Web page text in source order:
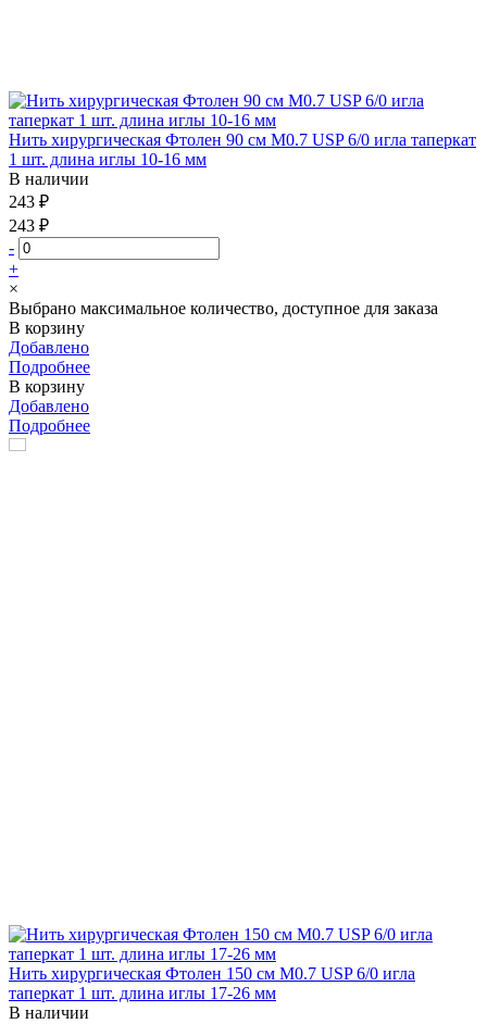
Нить хирургическая Фтолен 90 см М0.7 USP 6/0 игла таперкат
1 шт. длина иглы 10-16 мм
В наличии
243 ₽
243 ₽
-
+
×
Выбрано максимальное количество, доступное для заказа
В корзину
Добавлено
Подробнее
В корзину
Добавлено
Подробнее
Нить хирургическая Фтолен 150 см М0.7 USP 6/0 игла
таперкат 1 шт. длина иглы 17-26 мм
В наличии